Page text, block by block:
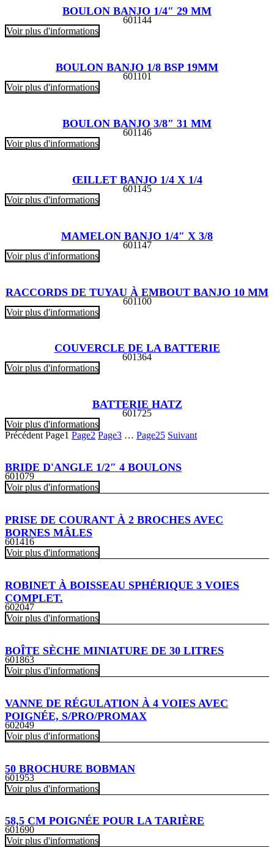
BOULON BANJO 1/4″ 29 MM
601144
Voir plus d'informations
BOULON BANJO 1/8 BSP 19MM
601101
Voir plus d'informations
BOULON BANJO 3/8″ 31 MM
601146
Voir plus d'informations
ŒILLET BANJO 1/4 X 1/4
601145
Voir plus d'informations
MAMELON BANJO 1/4″ X 3/8
601147
Voir plus d'informations
RACCORDS DE TUYAU À EMBOUT BANJO 10 MM
601100
Voir plus d'informations
COUVERCLE DE LA BATTERIE
601364
Voir plus d'informations
BATTERIE HATZ
601725
Voir plus d'informations
Précédent Page1 Page2 Page3 … Page25 Suivant
BRIDE D'ANGLE 1/2″ 4 BOULONS
601079
Voir plus d'informations
PRISE DE COURANT À 2 BROCHES AVEC
BORNES MÂLES
601416
Voir plus d'informations
ROBINET À BOISSEAU SPHÉRIQUE 3 VOIES
COMPLET.
602047
Voir plus d'informations
BOÎTE SÈCHE MINIATURE DE 30 LITRES
601863
Voir plus d'informations
VANNE DE RÉGULATION À 4 VOIES AVEC
POIGNÉE, S/PRO/PROMAX
602049
Voir plus d'informations
50 BROCHURE BOBMAN
601953
Voir plus d'informations
58,5 CM POIGNÉE POUR LA TARIÈRE
601690
Voir plus d'informations